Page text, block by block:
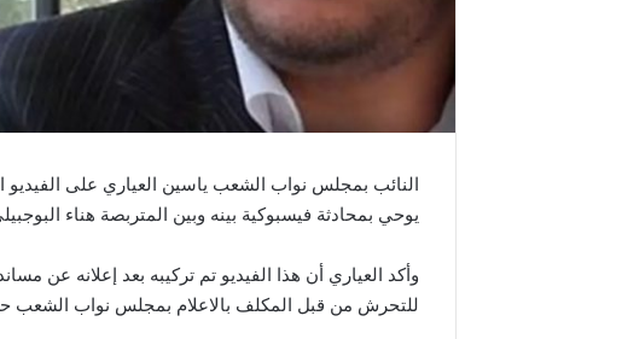
النائب بمجلس نواب الشعب ياسين العياري على الفيديو
يوحي بمحادثة فيسبوكية بينه وبين المتربصة هناء
وأكد العياري أن هذا الفيديو تم تركيبه بعد إعلانه عن
للتحرش من قبل المكلف بالاعلام بمجلس نواب الشعب